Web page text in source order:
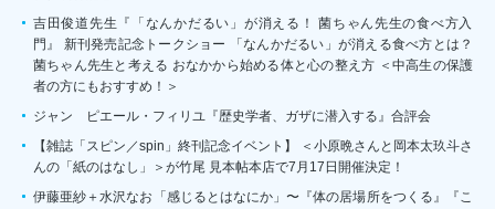
吉田俊道先生『「なんかだるい」が消える！ 菌ちゃん先生の食べ方入
門』 新刊発売記念トークショー 「なんかだるい」が消える食べ方とは？
菌ちゃん先生と考える おなかから始める体と心の整え方 ＜中高生の保護
者の方にもおすすめ！＞
ジャン゠ピエール・フィリユ『歴史学者、ガザに潜入する』合評会
【雑誌「スピン／spin」終刊記念イベント】 ＜小原晩さんと岡本太玖斗さ
んの「紙のはなし」＞が竹尾 見本帖本店で7月17日開催決定！
伊藤亜紗＋水沢なお「感じるとはなにか」〜『体の居場所をつくる』『こ